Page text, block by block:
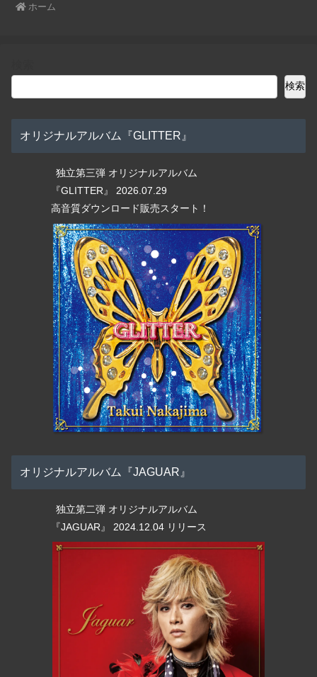
ホーム
検索
オリジナルアルバム『GLITTER』
独立第三弾 オリジナルアルバム
『GLITTER』 2026.07.29
高音質ダウンロード販売スタート！
オリジナルアルバム『JAGUAR』
独立第二弾 オリジナルアルバム
『JAGUAR』 2024.12.04 リリース